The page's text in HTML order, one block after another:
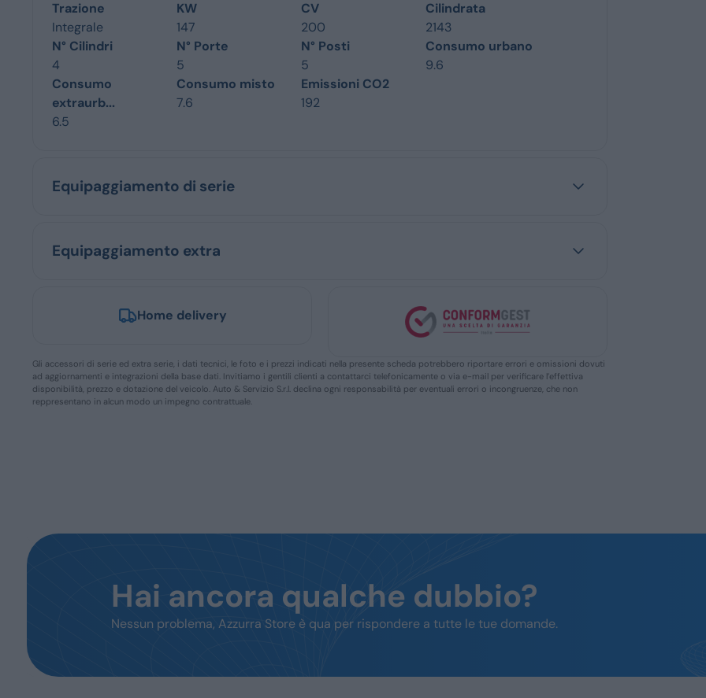
Trazione
Integrale
KW
147
CV
200
Cilindrata
2143
N° Cilindri
4
N° Porte
5
N° Posti
5
Consumo urbano
9.6
Consumo
extraurb...
6.5
Consumo misto
7.6
Emissioni CO2
192
Equipaggiamento di serie
Equipaggiamento extra
Home delivery
Gli accessori di serie ed extra serie, i dati tecnici, le foto e i prezzi indicati nella presente scheda potrebbero riportare errori e omissioni dovuti
ad aggiornamenti e integrazioni della base dati. Invitiamo i gentili clienti a contattarci telefonicamente o via e-mail per verificare l’effettiva
disponibilità, prezzo e dotazione del veicolo. Auto & Servizio S.r.l. declina ogni responsabilità per eventuali errori o incongruenze, che non
reppresentano in alcun modo un impegno contrattuale.
Hai ancora qualche dubbio?
Nessun problema, Azzurra Store è qua per rispondere a tutte le tue domande.